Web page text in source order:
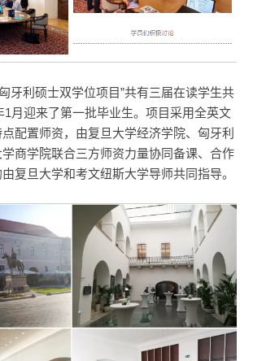
牙利硕士双学位项目”共有三届在读学生共
1月迎来了第一批毕业生。项目采用全英文
配置师资，由复旦大学经济学院、匈牙利
商学院联合三方师资力量协同备课、合作
复旦大学和考文纽斯大学导师共同指导。